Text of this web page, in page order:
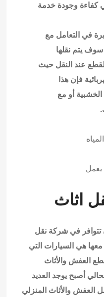
كفاءة وجودة خدمة
في التعامل مع
يتم نقلها
عند النقل حيث
فإن هذا
الخشبية أو مع
يعمل
اثاث
تتوافر في شركة نقل
هي السيارات التي
العفش والأثاث
أصبح يوجد العديد
العفش والأثاث المنزلي